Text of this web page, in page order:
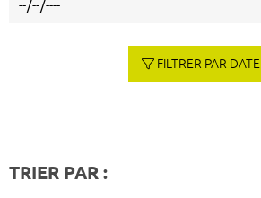
FILTRER PAR DATE
TRIER PAR :